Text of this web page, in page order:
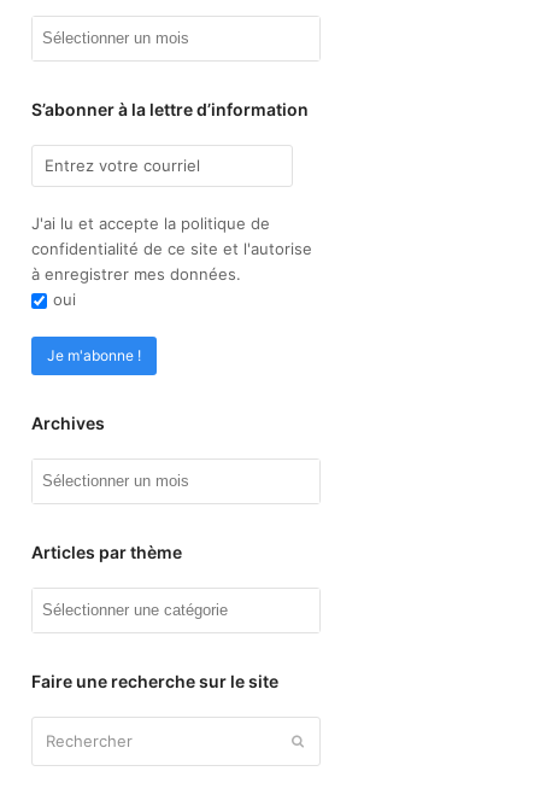
S’abonner à la lettre d’information
J'ai lu et accepte la politique de
confidentialité de ce site et l'autorise
à enregistrer mes données.
oui
Archives
Articles par thème
Articles
Faire une recherche sur le site